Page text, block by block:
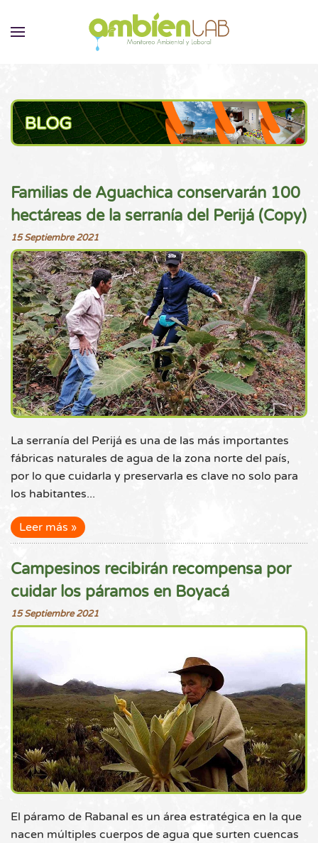
Familias de Aguachica conservarán 100
hectáreas de la serranía del Perijá (Copy)
15 Septiembre 2021
La serranía del Perijá es una de las más importantes
fábricas naturales de agua de la zona norte del país,
por lo que cuidarla y preservarla es clave no solo para
los habitantes...
Leer más
Campesinos recibirán recompensa por
cuidar los páramos en Boyacá
15 Septiembre 2021
El páramo de Rabanal es un área estratégica en la que
nacen múltiples cuerpos de agua que surten cuencas